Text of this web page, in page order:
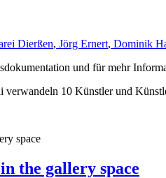
Dierßen, Jörg Ernert, Dominik
und für mehr
verwandeln 10 Künstler und
the gallery space